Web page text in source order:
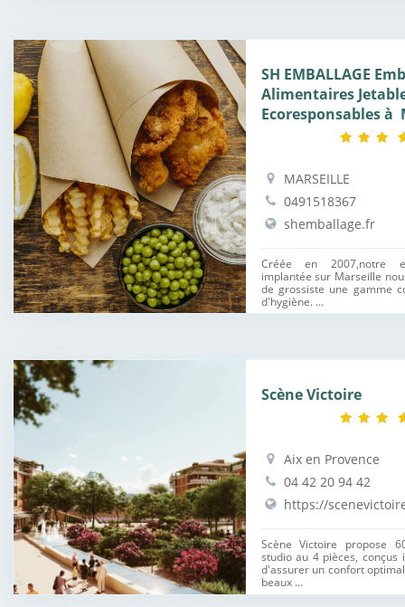
SH EMBALLAGE
Alimentaires
Ecoresponsables à
MARSEILLE
0491518367
shemballage.fr
Créée en 2007,notre
implantée sur Marseille
de grossiste une gamme
d'hygiène. ...
Scène Victoire
Aix en Provence
04 42 20 94 42
https://
Scène Victoire propose
studio au 4 pièces, conçus
d'assurer un confort
beaux ...